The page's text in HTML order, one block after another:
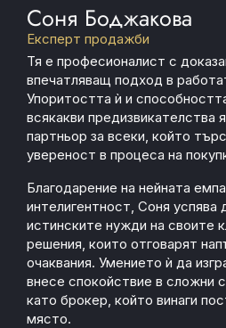
Соня Боджакова
Експерт продажби
Тя е професионалист с
впечатляващ подход в
Упоритостта ѝ и
всякакви предизвикателства
партньор за всеки, който
увереност в процеса на
Благодарение на нейната
интелигентност, Соня успява
истинските нужди на своите
решения, които отговарят
очаквания. Умението ѝ да
внесе спокойствие в сложни
като брокер, който винаги
място.